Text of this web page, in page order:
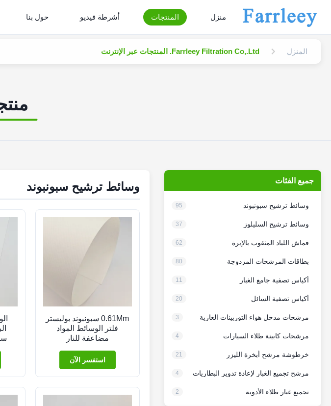
منزل المنتجات أشرطة فيديو حول بنا
المنزل Farrleey Filtration Co,.Ltd. المنتجات عبر الإنترنت
جميع الفئات
وسائط ترشيح سبونبوند 95
وسائط ترشيح السليلوز 37
قماش اللباد المثقوب بالإبرة 62
بطاقات المرشحات المزدوجة 80
أكياس تصفية جامع الغبار 11
أكياس تصفية السائل 20
مرشحات مدخل هواء التوربينات الغازية 3
مرشحات كابينة طلاء السيارات 4
خرطوشة مرشح أبخرة الليزر 21
مرشح تجميع الغبار لإعادة تدوير البطاريات 4
تجميع غبار طلاء الأدوية 2
وسائط ترشيح سبونبوند
0.61Mm سبونبوند بوليستر
فلتر الوسائط المواد
مضاعفة للنار
استفسر الآن